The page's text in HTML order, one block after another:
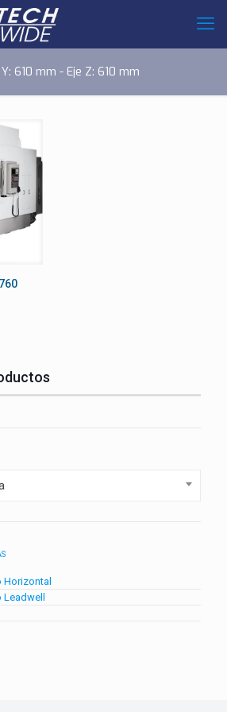
610 mm - Eje Z: 610 mm
Horizontal